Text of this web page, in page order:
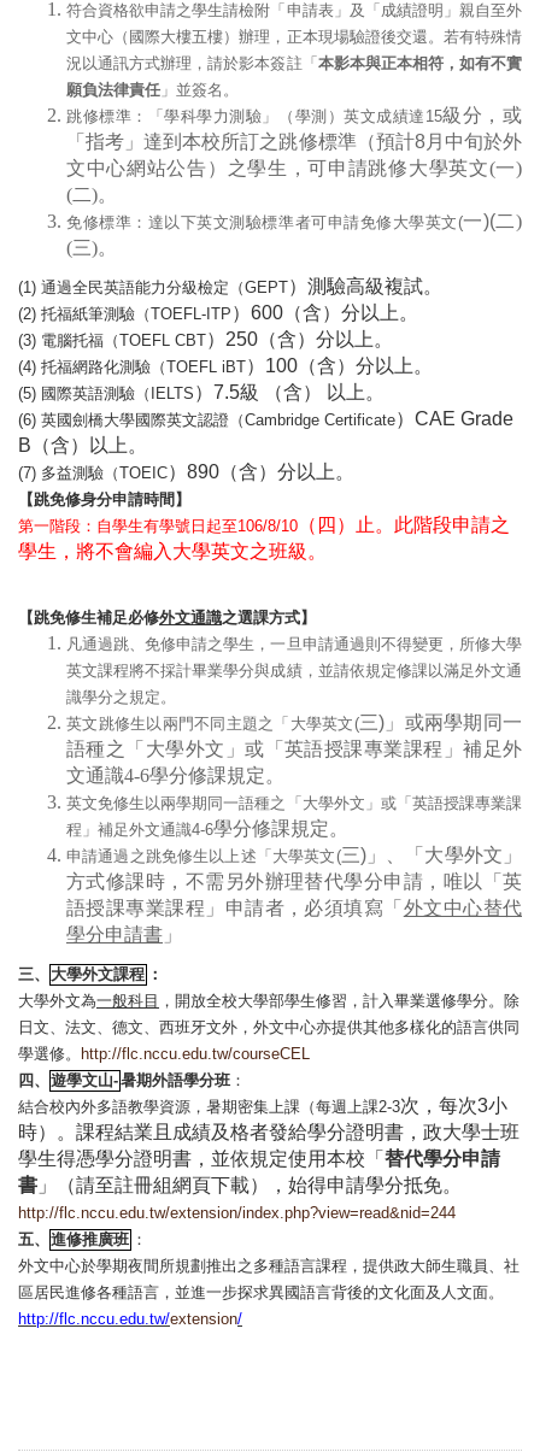
符合資格欲申請之學生請檢附「申請表」及「成績證明」親自至外
文中心（國際大樓五樓）辦理，正本現場驗證後交還。若有特殊情
況以通訊方式辦理，請於影本簽註「 本影本與正本相符，如有不實
願負法律責任 」 並簽名。
跳修標準：「學科學力測驗」（學測）英文成績達15級分，或
「指考」達到本校所訂之跳修標準（預計8月中旬於外
文中心網站公告）之學生，可申請跳修大學英文(一)
(二)。
免修標準：達以下英文測驗標準者可申請免修大學英文(一)(二)
(三)。
(1) 通過全民英語能力分級檢定（GEPT）測驗高級複試。
(2) 托福紙筆測驗（TOEFL-ITP ）600 （含）分以上。
(3) 電腦托福（TOEFL CBT）250 （含）分以上。
(4) 托福網路化測驗（TOEFL iBT）100 （含）分以上。
(5) 國際英語測驗（IELTS ）7.5級 （含） 以上。
(6) 英國劍橋大學國際英文認證（Cambridge Certificate）CAE Grade
B
（含）以上。
(7) 多益測驗（TOEIC）890 （含）分以上。
【跳免修身分申請時間】
第一階段：自學生有學號日起至106/8/10 （四）止。此階段申請之
學生，將不會編入大學英文之班級。
【跳免修生補足必修外文通識之選課方式】
凡通過跳、免修申請之學生，一旦申請通過則不得變更，所修大學
英文課程將不採計畢業學分與成績，並請依規定修課以滿足外文通
識學分之規定。
英文跳修生以兩門不同主題之「大學英文(三) 」或兩學期同一
語種之「大學外文」或「英語授課專業課程」補足外
文通識4-6學分修課規定。
英文免修生以兩學期同一語種之「大學外文」或「英語授課專業課
程」補足外文通識4-6學分修課規定。
申請通過之跳免修生以上述「大學英文(三)」、「大學外文」
方式修課時，不需另外辦理替代學分申請，唯以「英
語授課專業課程」申請者，必須填寫「 外文中心替代
學分申請書 」
三、 大學外文課程 ：
大學外文為一般科目 ，開放全校大學部學生修習，計入畢業選修學分。除
日文、法文、德文、西班牙文外，外文中心亦提供其他多樣化的語言供同
學選修。
http://flc.nccu.edu.tw/courseCEL
四、 遊學文山-暑期外語學分班：
結合校內外多語教學資源，暑期密集上課（每週上課2-3次，每次3小
時）。課程結業且成績及格者發給學分證明書，政大學士班
學生得憑學分證明書，並依規定使用本校「 替代學分申請
書 」（請至註冊組網頁下載），始得申請學分抵免。
http://flc.nccu.edu.tw/extension/index.php?view=read&nid=244
五、 進修推廣班 ：
外文中心於學期夜間所規劃推出之多種語言課程，提供政大師生職員、社
區居民進修各種語言，並進一步探求異國語言背後的文化面及人文面。
http://flc.nccu.edu.tw/extension/